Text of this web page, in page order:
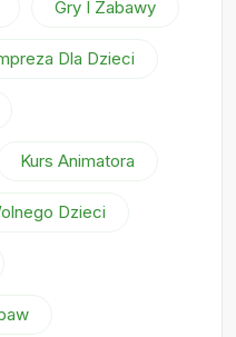
Gry I Zabawy
Dla Dzieci
Kurs Animatora
Dzieci